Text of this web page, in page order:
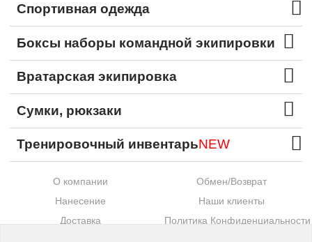
Спортивная одежда
Боксы наборы командной экипировки
Вратарская экипировка
Сумки, рюкзаки
Тренировочный инвентарьNEW
О компании
Нанесение
Доставка
Обмен/Возврат
Наши клиенты
Политика Конфиденциальности